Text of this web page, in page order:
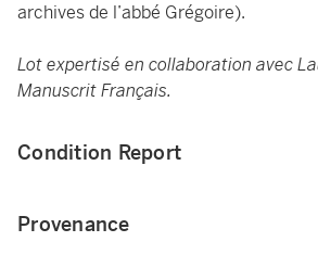
archives de l’abbé Grégoire).
Lot expertisé en collaboration avec
Manuscrit Français.
Condition Report
Provenance